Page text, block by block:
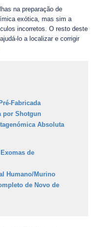
na preparação de
exótica, mas sim a
incorretos. O resto deste
lo a localizar e corrigir
Fabricada
por Shotgun
Absoluta
de
Humano/Murino
de Novo de